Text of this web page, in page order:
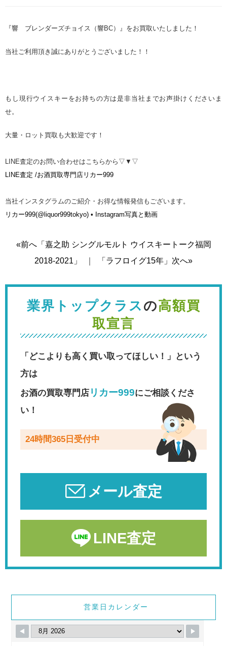
『響 ブレンダーズチョイス（響BC）』をお買取いたしました！
当社ご利用頂き誠にありがとうございました！！
もし現行ウイスキーをお持ちの方は是非当社までお声掛けくださいま
せ。
大量・ロット買取も大歓迎です！
LINE査定のお問い合わせはこちらから▽▼▽
LINE査定 /お酒買取専門店リカー999
当社インスタグラムのご紹介・お得な情報発信もございます。
リカー999(@liquor999tokyo) • Instagram写真と動画
«前へ「嘉之助 シングルモルト ウイスキートーク福岡
2018-2021」
「ラフロイグ15年」次へ»
業界トップクラス の高額買
取宣言
「どこよりも高く買い取ってほしい！」という
方は
お酒の買取専門店 リカー999にご相談くださ
い！
24時間365日受付中
メール査定
LINE査定
営業日カレンダー